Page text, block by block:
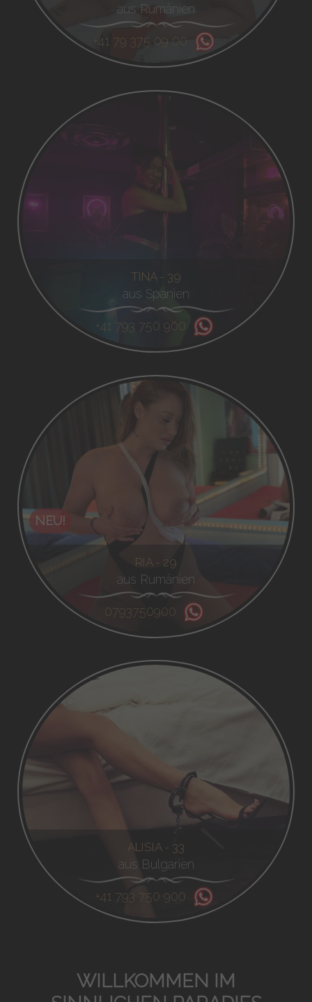
aus Rumänien
+41 79 375 09 00
TINA - 39
aus Spanien
+41 793 750 900
NEU!
RIA - 29
aus Rumänien
0793750900
ALISIA - 33
aus Bulgarien
+41 793 750 900
WILLKOMMEN IM